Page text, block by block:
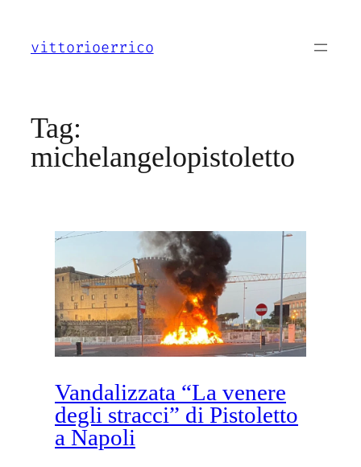
contenuto
vittorioerrico
Tag:
michelangelopistoletto
Vandalizzata “La venere
degli stracci” di Pistoletto
a Napoli